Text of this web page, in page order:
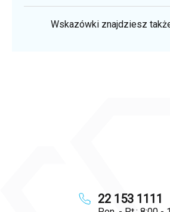
22 153 1111
Wskazówki znajdziesz